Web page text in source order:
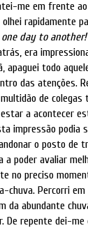
me em frente
olhei rapidamente
day to
era
apaguei todo
das atenções.
de
a acontecer
impressão
o posto
poder avaliar
no preciso
chuva. Percorri
da abundante
De repente dei-